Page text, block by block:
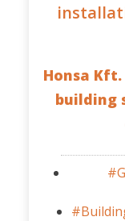
Honsa
building